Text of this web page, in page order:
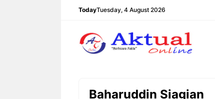
TodayTuesday, 4 August 2026
Baharuddin Siagian